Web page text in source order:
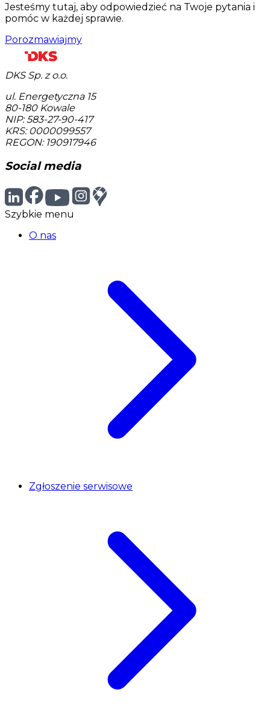
Jesteśmy tutaj, aby odpowiedzieć na Twoje pytania i
pomóc w każdej sprawie.
Porozmawiajmy
DKS Sp. z o.o.
ul. Energetyczna 15
80-180 Kowale
NIP: 583-27-90-417
KRS: 0000099557
REGON: 190917946
Social media
Szybkie menu
O nas
Zgłoszenie serwisowe